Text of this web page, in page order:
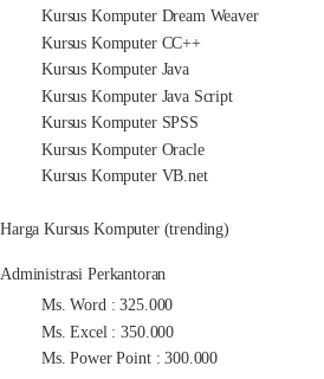
Kursus Komputer Dream Weaver
Kursus Komputer CC++
Kursus Komputer Java
Kursus Komputer Java Script
Kursus Komputer SPSS
Kursus Komputer Oracle
Kursus Komputer VB.net
Harga Kursus Komputer (trending)
Administrasi Perkantoran
Ms. Word : 325.000
Ms. Excel : 350.000
Ms. Power Point : 300.000